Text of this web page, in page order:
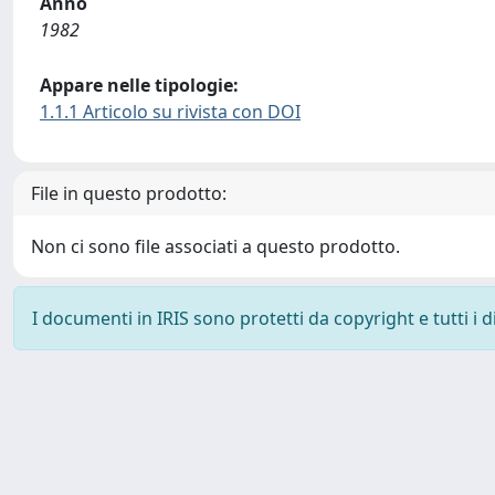
1982
Appare nelle tipologie:
1.1.1 Articolo su rivista con DOI
File in questo prodotto:
Non ci sono file associati a questo prodotto.
I documenti in IRIS sono protetti da copyright e tutti i